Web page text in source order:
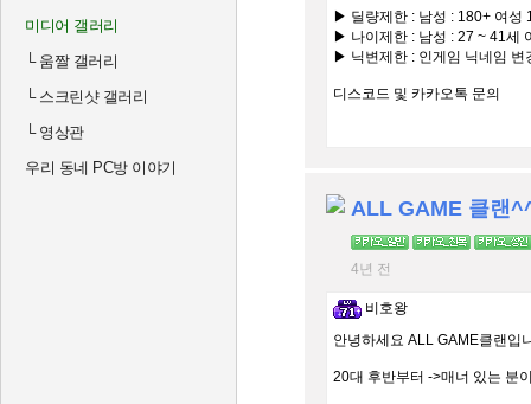
미디어 갤러리
└움짤 갤러리
└스크린샷 갤러리
└영상관
우리 동네 PC방 이야기
▶ 딜량제한 : 남성 : 180+ 여성
▶ 나이제한 : 남성 : 27 ~ 41세
▶ 닉변제한 : 인게임 닉네임 변
디스코드 및 카카오톡 문의
ALL GAME 클랜
4년 전
비호왕
안녕하세요 ALL GAME클랜입
20대 후반부터 ->매너 있는 분